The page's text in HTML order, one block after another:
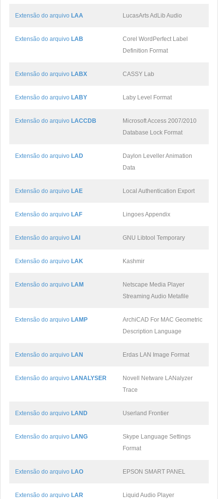
Extensão do arquivo LAA LucasArts AdLib Audio
Extensão do arquivo LAB
Corel WordPerfect Label
Definition Format
Extensão do arquivo LABX CASSY Lab
Extensão do arquivo LABY Laby Level Format
Extensão do arquivo LACCDB
Microsoft Access 2007/2010
Database Lock Format
Extensão do arquivo LAD
Daylon Leveller Animation
Data
Extensão do arquivo LAE Local Authentication Export
Extensão do arquivo LAF Lingoes Appendix
Extensão do arquivo LAI GNU Libtool Temporary
Extensão do arquivo LAK Kashmir
Extensão do arquivo LAM
Netscape Media Player
Streaming Audio Metafile
Extensão do arquivo LAMP
ArchiCAD For MAC Geometric
Description Language
Extensão do arquivo LAN Erdas LAN Image Format
Extensão do arquivo LANALYSER
Novell Netware LANalyzer
Trace
Extensão do arquivo LAND Userland Frontier
Extensão do arquivo LANG
Skype Language Settings
Format
Extensão do arquivo LAO EPSON SMART PANEL
Extensão do arquivo LAR
Liquid Audio Player